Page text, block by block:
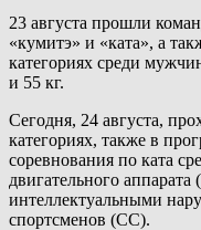
23 августа прошли
«кумитэ» и «ката», а
категориях среди
и 55 кг.
Сегодня, 24 августа,
категориях, также в
соревнования по ката
двигательного
интеллектуальными
спортсменов (СС).